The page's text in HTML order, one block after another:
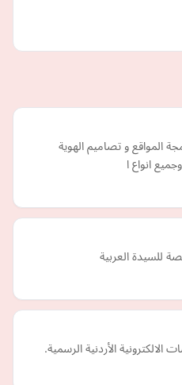
المواقع و تصاميم الهوية
انواع ا
للسيدة العربية
الأردنية الرسمية.